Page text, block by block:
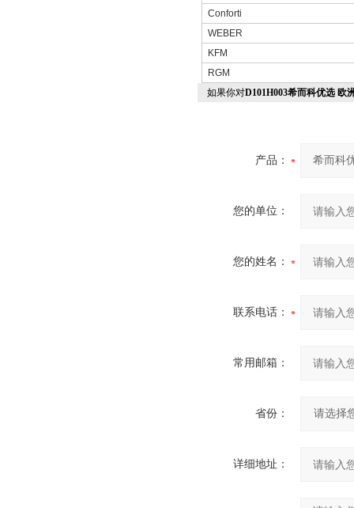
Conforti
WEBER
KFM
RGM
如果你对D101H003希而科优选 欧
产品：
您的单位：
您的姓名：
联系电话：
常用邮箱：
省份：
详细地址：